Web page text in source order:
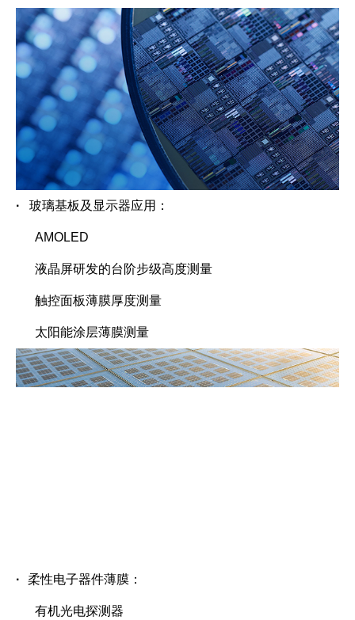
· 玻璃基板及显示器应用：
AMOLED
液晶屏研发的台阶步级高度测量
触控面板薄膜厚度测量
太阳能涂层薄膜测量
· 柔性电子器件薄膜：
有机光电探测器